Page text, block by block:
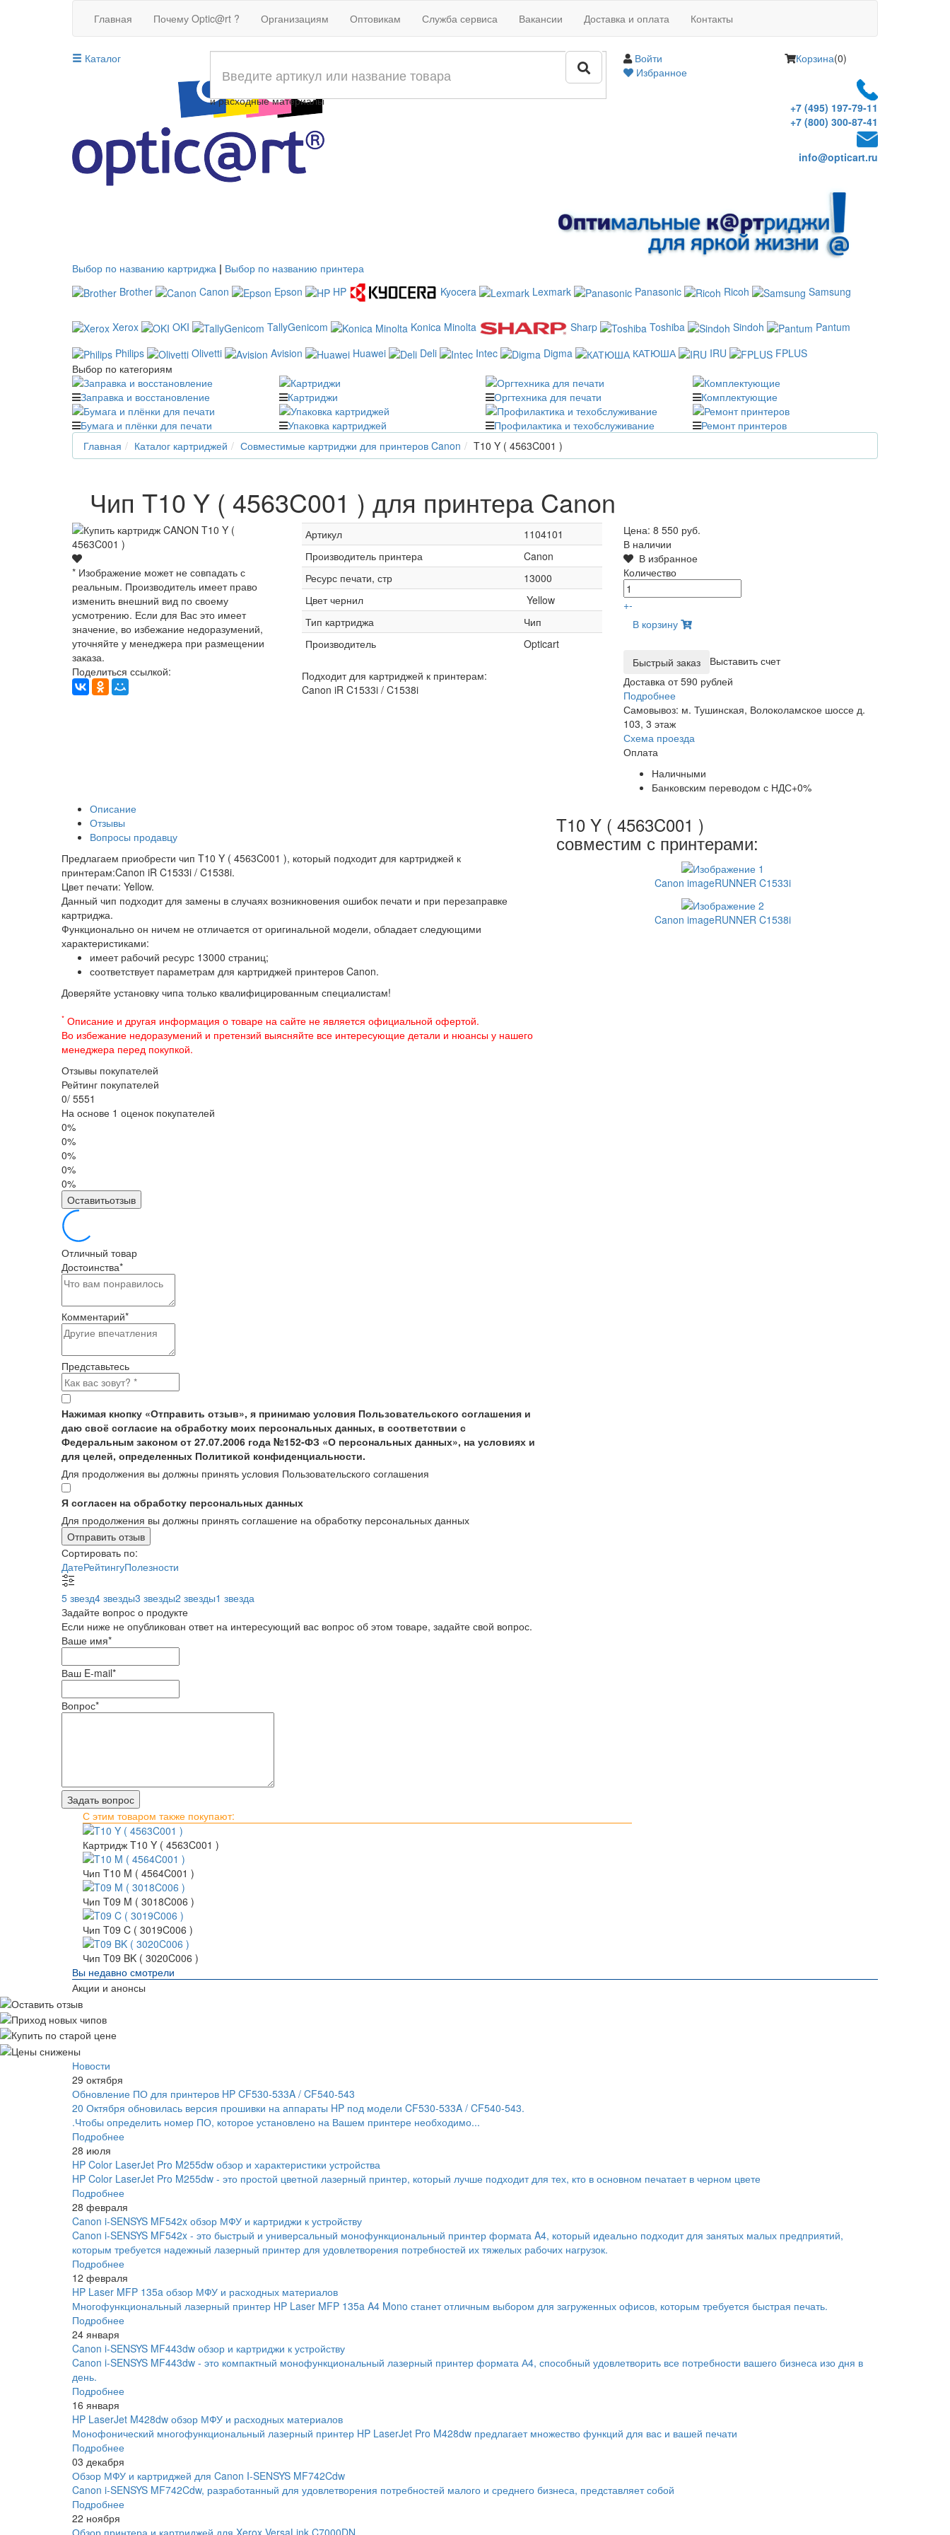
Главная Почему Optic@rt ? Организациям Оптовикам Служба сервиса Вакансии Доставка и оплата Контакты
Каталог
Войти
Избранное
Корзина(0)
Совместимые картриджи
и расходные материалы
+7 (495) 197-79-11
+7 (800) 300-87-41
info@opticart.ru
Выбор по названию картриджа | Выбор по названию принтера
Brother
Canon Epson HP Kyocera Lexmark Panasonic Ricoh Samsung
Xerox OKI TallyGenicom Konica Minolta Sharp Toshiba Sindoh
Pantum
Philips
Olivetti Avision Huawei Deli Intec Digma КАТЮША IRU
FPLUS
Выбор по категориям
Заправка и восстановление
Картриджи Оргтехника для печати
Комплектующие
Бумага и плёнки для печати
Упаковка картриджей Профилактика и техобслуживание
Ремонт принтеров
Главная
Каталог картриджей Совместимые картриджи для принтеров Canon T10 Y ( 4563C001 )
Чип T10 Y ( 4563C001 ) для принтера Canon
* Изображение может не совпадать с
реальным. Производитель имеет право
изменить внешний вид по своему
усмотрению. Если для Вас это имеет
значение, во избежание недоразумений,
уточняйте у менеджера при размещении
заказа.
Поделиться ссылкой:
Артикул
1104101
Производитель принтера
Canon
Ресурс печати, стр
13000
Цвет чернил
Yellow
Тип картриджа
Чип
Производитель
Opticart
Подходит для картриджей к принтерам:
Canon iR C1533i / C1538i
Цена: 8 550 руб.
В наличии
В избранное
Количество
+-
В корзину
Выставить счет
Доставка от 590 рублей
Подробнее
Самовывоз: м. Тушинская, Волоколамское шоссе д.
103, 3 этаж
Схема проезда
Оплата
Наличными
Банковским переводом с НДС+0%
Описание
Отзывы
Вопросы продавцу
Предлагаем приобрести чип T10 Y ( 4563C001 ), который подходит для картриджей к
принтерам:Canon iR C1533i / C1538i.
Цвет печати: Yellow.
Данный чип подходит для замены в случаях возникновения ошибок печати и при перезаправке
картриджа.
Функционально он ничем не отличается от оригинальной модели, обладает следующими
характеристиками:
имеет рабочий ресурс 13000 страниц;
соответствует параметрам для картриджей принтеров Canon.
Доверяйте установку чипа только квалифицированным специалистам!
* Описание и другая информация о товаре на сайте не является официальной офертой.
Во избежание недоразумений и претензий выясняйте все интересующие детали и нюансы у нашего
менеджера перед покупкой.
Отзывы покупателей
Рейтинг покупателей
0/ 5551
На основе 1 оценок покупателей
0%
0%
0%
0%
0%
Оставитьотзыв
Отличный товар
Достоинства*
Комментарий*
Представьтесь
Нажимая кнопку «Отправить отзыв», я принимаю условия Пользовательского соглашения и
даю своё согласие на обработку моих персональных данных, в соответствии с
Федеральным законом от 27.07.2006 года №152-ФЗ «О персональных данных», на условиях и
для целей, определенных Политикой конфиденциальности.
Для продолжения вы должны принять условия Пользовательского соглашения
Я согласен на обработку персональных данных
Для продолжения вы должны принять соглашение на обработку персональных данных
Отправить отзыв
Сортировать по:
ДатеРейтингуПолезности
5 звезд4 звезды3 звезды2 звезды1 звезда
Задайте вопрос о продукте
Если ниже не опубликован ответ на интересующий вас вопрос об этом товаре, задайте свой вопрос.
Ваше имя*
Ваш E-mail*
Вопрос*
T10 Y ( 4563C001 )
совместим с принтерами:
Canon imageRUNNER C1533i
Canon imageRUNNER C1538i
С этим товаром также покупают:
Картридж T10 Y ( 4563C001 )
Чип T10 M ( 4564C001 )
Чип T09 M ( 3018C006 )
Чип T09 C ( 3019C006 )
Чип T09 BK ( 3020C006 )
Вы недавно смотрели
Акции и анонсы
Новости
29 октября
Обновление ПО для принтеров HP CF530-533A / CF540-543
20 Октября обновилась версия прошивки на аппараты HP под модели CF530-533A / CF540-543.
.Чтобы определить номер ПО, которое установлено на Вашем принтере необходимо...
Подробнее
28 июля
HP Color LaserJet Pro M255dw обзор и характеристики устройства
HP Color LaserJet Pro M255dw - это простой цветной лазерный принтер, который лучше подходит для тех, кто в основном печатает в черном цвете
Подробнее
28 февраля
Canon i-SENSYS MF542x обзор МФУ и картриджи к устройству
Canon i-SENSYS MF542x - это быстрый и универсальный монофункциональный принтер формата A4, который идеально подходит для занятых малых предприятий,
которым требуется надежный лазерный принтер для удовлетворения потребностей их тяжелых рабочих нагрузок.
Подробнее
12 февраля
HP Laser MFP 135a обзор МФУ и расходных материалов
Многофункциональный лазерный принтер HP Laser MFP 135a A4 Mono станет отличным выбором для загруженных офисов, которым требуется быстрая печать.
Подробнее
24 января
Canon i-SENSYS MF443dw обзор и картриджи к устройству
Canon i-SENSYS MF443dw - это компактный монофункциональный лазерный принтер формата А4, способный удовлетворить все потребности вашего бизнеса изо дня в
день.
Подробнее
16 января
HP LaserJet M428dw обзор МФУ и расходных материалов
Монофонический многофункциональный лазерный принтер HP LaserJet Pro M428dw предлагает множество функций для вас и вашей печати
Подробнее
03 декабря
Обзор МФУ и картриджей для Canon I-SENSYS MF742Cdw
Canon i-SENSYS MF742Cdw, разработанный для удовлетворения потребностей малого и среднего бизнеса, представляет собой
Подробнее
22 ноября
Обзор принтера и картриджей для Xerox VersaLink C7000DN